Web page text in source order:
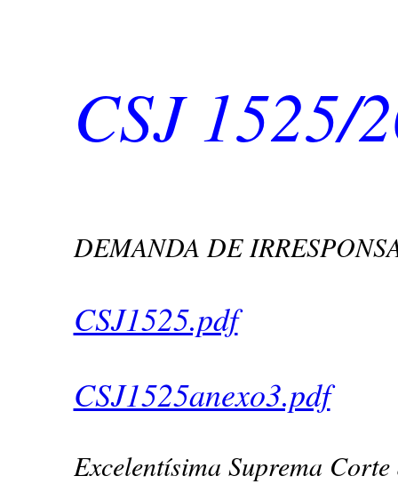
CSJ 1525/
DEMANDA DE
CSJ1525.pdf
CSJ1525anexo3.pdf
Excelentísima Suprema